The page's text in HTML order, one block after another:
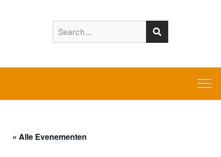
for:
« Alle Evenementen